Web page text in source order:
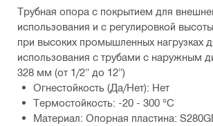
Трубная опора с покрытием для
использования и с регулировкой
при высоких промышленных нагрузках
использования с трубами с наружным
328 мм (от 1/2" до 12")
Огнестойкость (Да/Нет): Нет
Термостойкость: -20 - 300 °C
Материал: Опорная пластина: